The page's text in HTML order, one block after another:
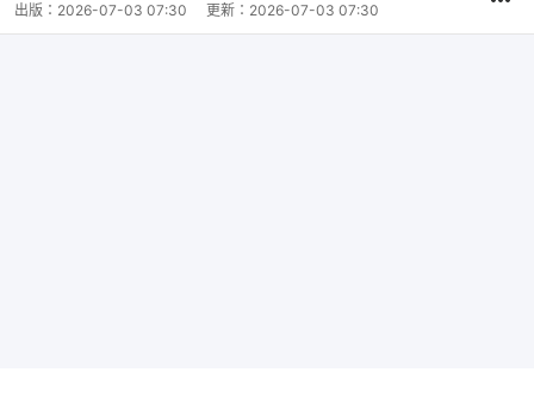
出版： 2026-07-03 07:30 更新： 2026-07-03 07:30